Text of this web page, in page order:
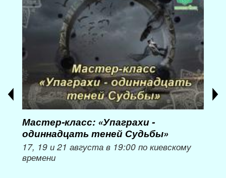
Мастер-класс: «Упаграхи -
одиннадцать теней Судьбы»
17, 19 и 21 августа в 19:00 по киевскому
времени